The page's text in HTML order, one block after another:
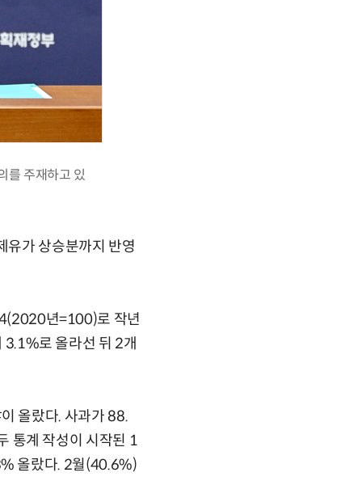
를 주재하고 있
유가 상승분까지 반영
년=100)로 작년
로 올라선 뒤 2개
올랐다. 사과가 88.
통계 작성이 시작된 1
올랐다. 2월(40.6%)